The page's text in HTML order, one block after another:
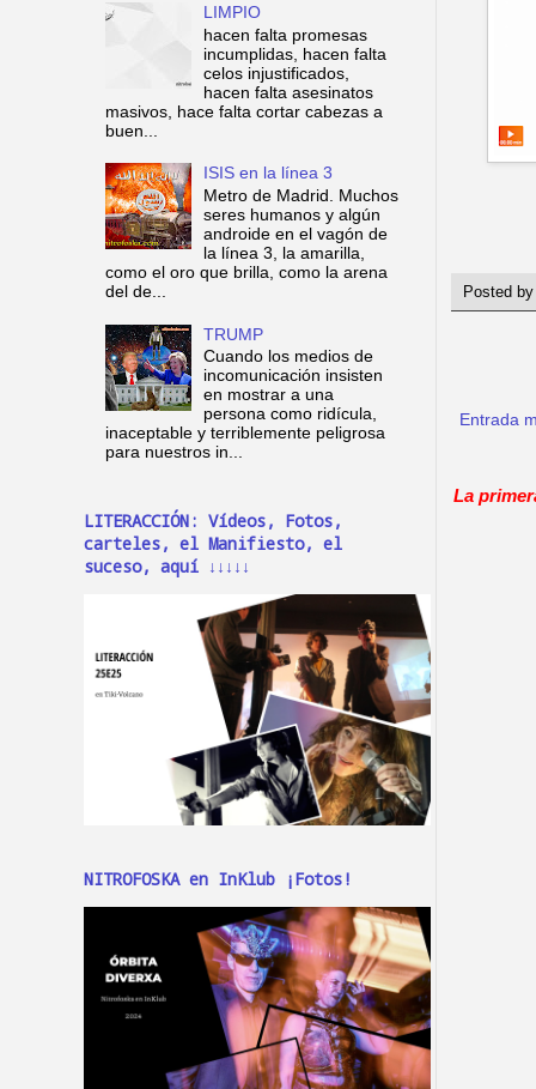
Posted
Entrada
La
LIMPIO
hacen falta promesas
incumplidas, hacen falta
celos injustificados,
hacen falta asesinatos
masivos, hace falta cortar cabezas a
buen...
ISIS en la línea 3
Metro de Madrid. Muchos
seres humanos y algún
androide en el vagón de
la línea 3, la amarilla,
como el oro que brilla, como la arena
del de...
TRUMP
Cuando los medios de
incomunicación insisten
en mostrar a una
persona como ridícula,
inaceptable y terriblemente peligrosa
para nuestros in...
LITERACCIÓN: Vídeos, Fotos,
carteles, el Manifiesto, el
suceso, aquí ↓↓↓↓↓
NITROFOSKA en InKlub ¡Fotos!